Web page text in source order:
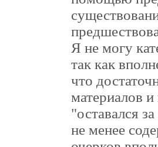
Я не могу
так как
что
материалов
"оставался
не менее